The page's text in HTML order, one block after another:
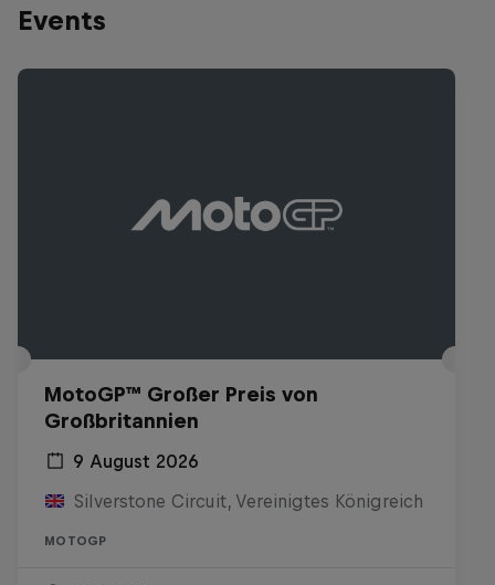
Events
MotoGP™ Großer Preis von
Großbritannien
9 August 2026
Silverstone Circuit, Vereinigtes Königreich
MOTOGP